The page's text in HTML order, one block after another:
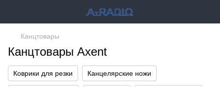
Канцтовары
Канцтовары Axent
Коврики для резки Канцелярские ножи